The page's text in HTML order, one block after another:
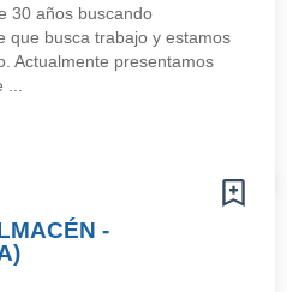
30 años buscando
que busca trabajo y estamos
Actualmente presentamos
-